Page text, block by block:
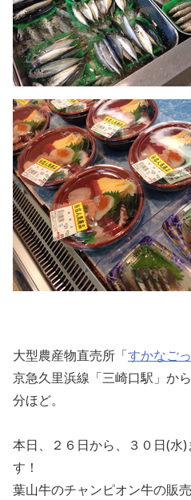
大型農産物直売所「すかなご
京急久里浜線「三崎口駅」か
分ほど。
本日、２６日から、３０日(水
す！
葉山牛のチャンピオン牛の販